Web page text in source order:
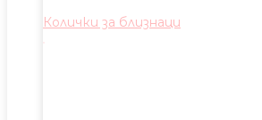
Колички за близнаци